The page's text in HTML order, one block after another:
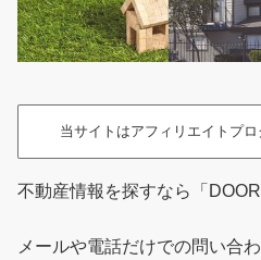
当サイトはアフィリエイトプロ
不動産情報を探すなら「
メールや電話だけでの問い合